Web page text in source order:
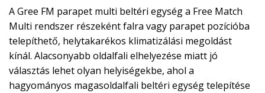
A Gree FM parapet multi beltéri egység a Free Match
Multi rendszer részeként falra vagy parapet pozícióba
telepíthető, helytakarékos klimatizálási megoldást
kínál. Alacsonyabb oldalfali elhelyezése miatt jó
választás lehet olyan helyiségekbe, ahol a
hagyományos magasoldalfali beltéri egység telepítése